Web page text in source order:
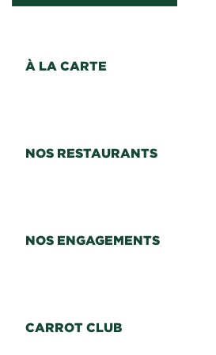
À LA CARTE
NOS RESTAURANTS
NOS ENGAGEMENTS
CARROT CLUB